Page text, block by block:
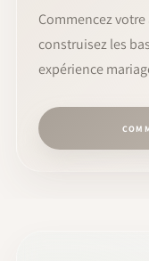
Commencez votre
construisez les
expérience